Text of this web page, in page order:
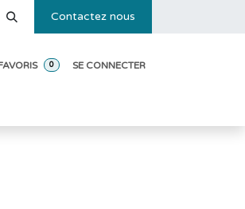
Contactez nous
0 SE CONNECTER